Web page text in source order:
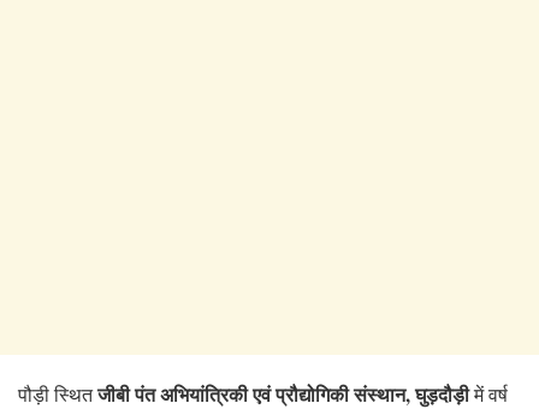
पौड़ी स्थितजीबी पंत अभियांत्रिकी एवं प्रौद्योगिकी संस्थान, घुड़दौड़ीमें वर्ष